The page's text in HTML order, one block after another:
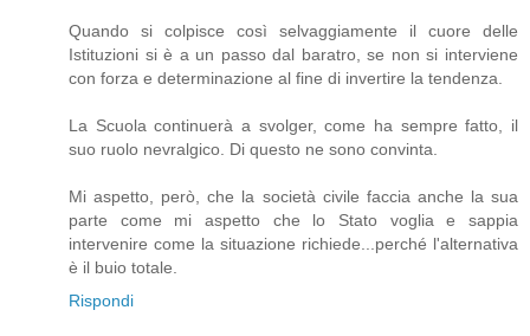
Quando si colpisce così selvaggiamente il cuore delle
Istituzioni si è a un passo dal baratro, se non si interviene
con forza e determinazione al fine di invertire la tendenza.
La Scuola continuerà a svolger, come ha sempre fatto, il
suo ruolo nevralgico. Di questo ne sono convinta.
Mi aspetto, però, che la società civile faccia anche la sua
parte come mi aspetto che lo Stato voglia e sappia
intervenire come la situazione richiede...perché l'alternativa
è il buio totale.
Rispondi